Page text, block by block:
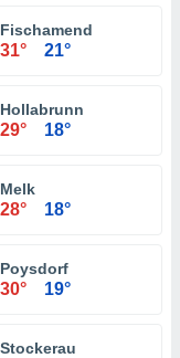
Fischamend
31° 21°
Hollabrunn
29° 18°
Melk
28° 18°
Poysdorf
30° 19°
Stockerau